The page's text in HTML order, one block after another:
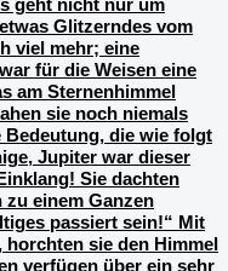
geht nicht nur um
Glitzerndes vom
viel mehr; eine
für die Weisen eine
am Sternenhimmel
sie noch niemals
Bedeutung, die wie folgt
Jupiter war dieser
Sie dachten
zu einem Ganzen
passiert sein!“ Mit
sie den Himmel
verfügen über ein sehr